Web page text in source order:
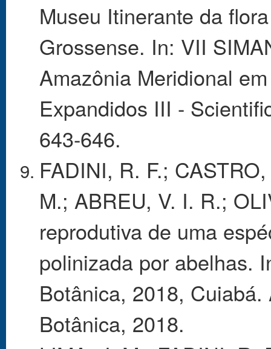
Museu Itinerante da
Grossense. In: VII
Amazônia Meridional
Expandidos III -
643-646.
FADINI, R. F.;
M.; ABREU, V. I. R.;
reprodutiva de uma
polinizada por abelhas.
Botânica, 2018,
Botânica, 2018.